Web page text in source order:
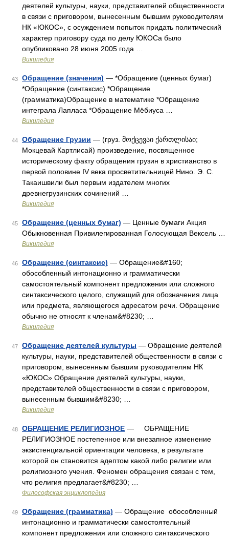
деятелей культуры, науки, представителей общественности
в связи с приговором, вынесенным бывшим руководителям
НК «ЮКОС», с осуждением попыток придать политический
характер приговору суда по делу ЮКОСа было
опубликовано 28 июня 2005 года …
Википедия
43 Обращение (значения) — *Обращение (ценных бумаг)
*Обращение (синтаксис) *Обращение
(грамматика)Обращение в математике *Обращение
интеграла Лапласа *Обращение Мёбиуса …
Википедия
44 Обращение Грузии — (груз. მოქცევაი ქართლისაი;
Мокцевай Картлисай) произведение, посвященное
историческому факту обращения грузин в христианство в
первой половине IV века просветительницей Нино. Э. С.
Такаишвили был первым издателем многих
древнегрузинских сочинений …
Википедия
45 Обращение (ценных бумаг) — Ценные бумаги Акция
Обыкновенная Привилегированная Голосующая Вексель …
Википедия
46 Обращение (синтаксис) — Обращение&#160;
обособленный интонационно и грамматически
самостоятельный компонент предложения или сложного
синтаксического целого, служащий для обозначения лица
или предмета, являющегося адресатом речи. Обращение
обычно не относят к членам&#8230; …
Википедия
47 Обращение деятелей культуры — Обращение деятелей
культуры, науки, представителей общественности в связи с
приговором, вынесенным бывшим руководителям НК
«ЮКОС» Обращение деятелей культуры, науки,
представителей общественности в связи с приговором,
вынесенным бывшим&#8230; …
Википедия
48 ОБРАЩЕНИЕ РЕЛИГИОЗНОЕ — ОБРАЩЕНИЕ
РЕЛИГИОЗНОЕ постепенное или внезапное изменение
экзистенциальной ориентации человека, в результате
которой он становится адептом какой либо религии или
религиозного учения. Феномен обращения связан с тем,
что религия предлагает&#8230; …
Философская энциклопедия
49 Обращение (грамматика) — Обращение обособленный
интонационно и грамматически самостоятельный
компонент предложения или сложного синтаксического